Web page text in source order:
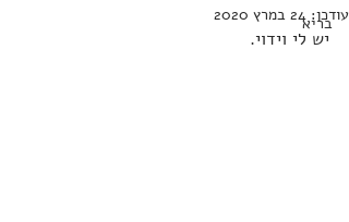
בריא
עודכן: 24 במרץ 2020
יש לי וידוי.